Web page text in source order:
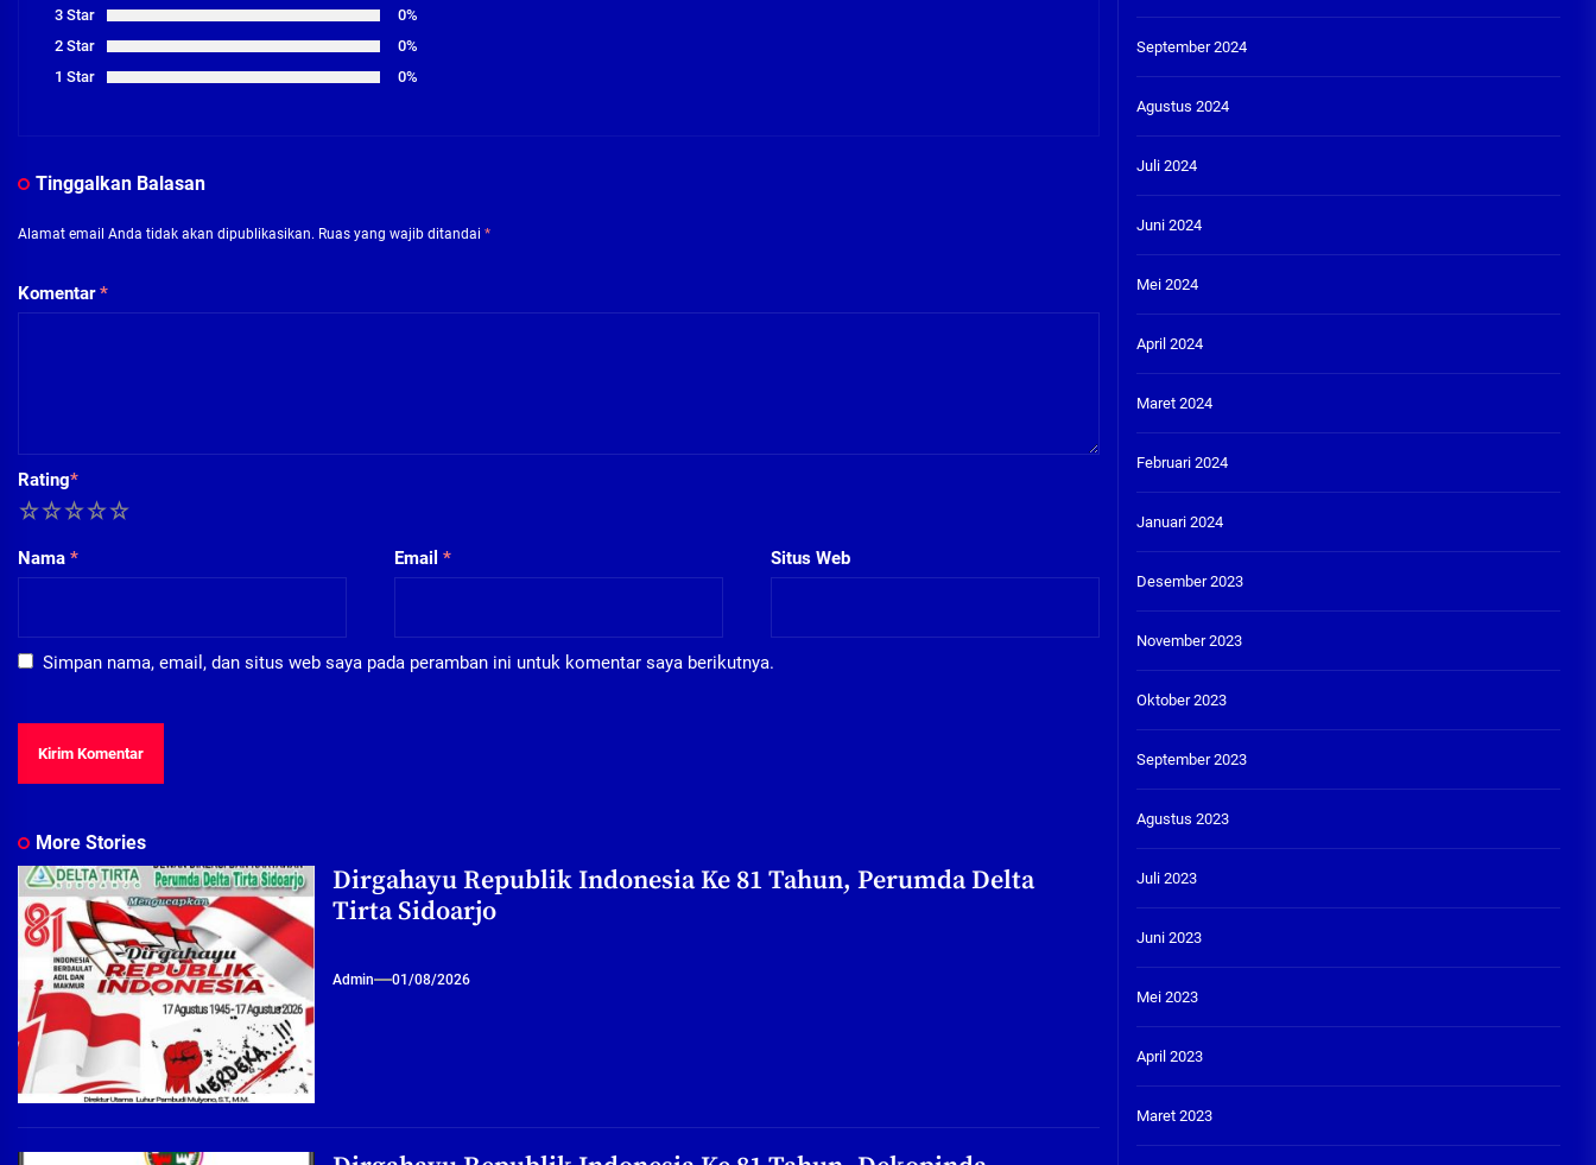
3 Star
0%
2 Star
0%
1 Star
0%
Tinggalkan Balasan
Alamat email Anda tidak akan dipublikasikan. Ruas yang wajib ditandai *
Komentar*
Rating*
5
4
3
2
Nama * Email * Situs Web
Simpan nama, email, dan situs web saya pada peramban ini untuk komentar saya berikutnya.
More Stories
Dirgahayu Republik Indonesia Ke 81 Tahun, Perumda Delta
Tirta Sidoarjo
Admin 01/08/2026
September 2024
Agustus 2024
Juli 2024
Juni 2024
Mei 2024
April 2024
Maret 2024
Februari 2024
Januari 2024
Desember 2023
November 2023
Oktober 2023
September 2023
Agustus 2023
Juli 2023
Juni 2023
Mei 2023
April 2023
Maret 2023